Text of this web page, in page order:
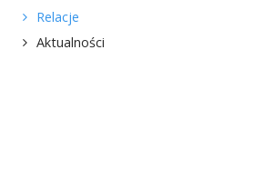
Relacje
Aktualności